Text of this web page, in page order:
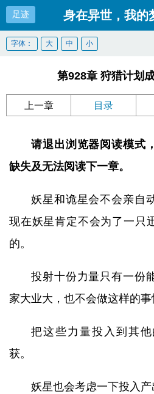
足迹 身在异世，我的
字体： 大 中 小
第928章 狩猎计划
上一章 目录
请退出浏览器阅读模式
缺失及无法阅读下一章。
妖星和诡星会不会亲自
现在妖星肯定不会为了一只
的。
投射十份力量只有一份
家大业大，也不会做这样的事
把这些力量投入到其
获。
妖星也会考虑一下投入产